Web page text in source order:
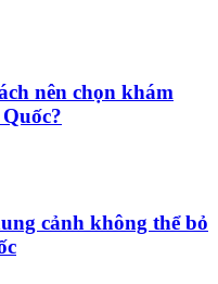
nên chọn khám
cảnh không thể bỏ